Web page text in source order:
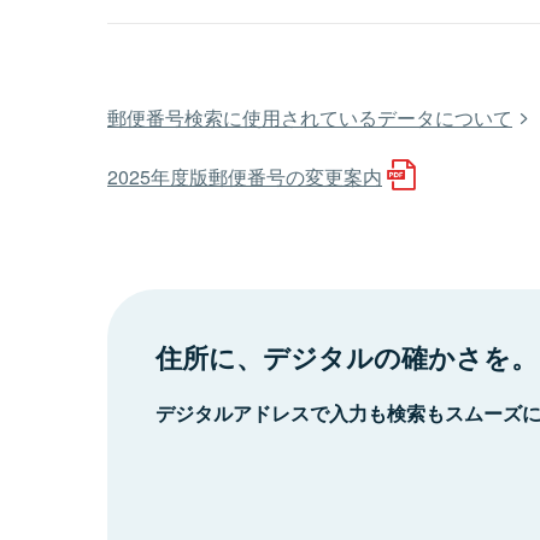
郵便番号検索に使用されているデータについて
2025年度版郵便番号の変更案内
住所に、デジタルの確かさを。
デジタルアドレスで入力も検索もスムーズ